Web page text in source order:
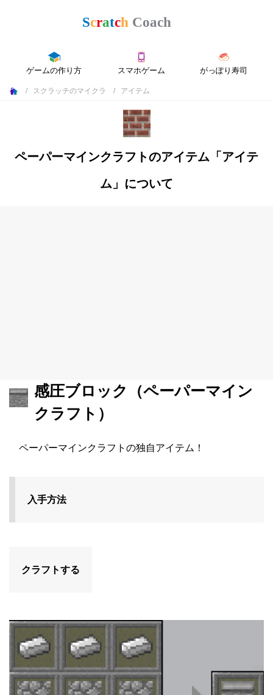
ゲームの作り方 スマホゲーム がっぽり寿司
スクラッチのマイクラ アイテム
ペーパーマインクラフトのアイテム「アイテ
ム」について
感圧ブロック（ペーパーマイン
クラフト）
ペーパーマインクラフトの独自アイテム！
入手方法
クラフトする